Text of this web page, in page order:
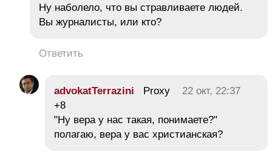
Ну наболело, что вы стравливаете людей.
Вы журналисты, или кто?
Ответить
advokatTerrazini Proxy
22 окт, 22:37
+8
"Ну вера у нас такая, понимаете?"
полагаю, вера у вас христианская?